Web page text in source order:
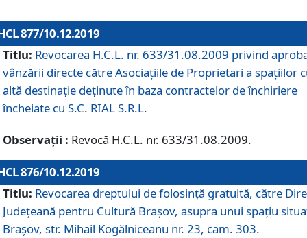
877/10.12.2019
Titlu: Revocarea H.C.L. nr. 633/31.08.2009 privind
vânzării directe către Asociațiile de Proprietari a spațiilor
altă destinație deținute în baza contractelor de închiriere
încheiate cu S.C. RIAL S.R.L.
Observații : Revocă H.C.L. nr. 633/31.08.2009.
876/10.12.2019
Titlu: Revocarea dreptului de folosinţă gratuită, către
Judeţeană pentru Cultură Braşov, asupra unui spaţiu
Braşov, str. Mihail Kogălniceanu nr. 23, cam. 303.